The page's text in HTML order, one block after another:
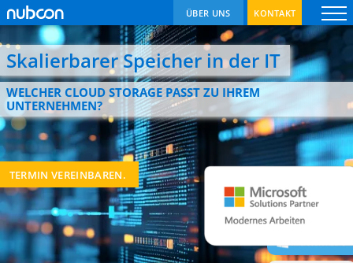
Navigation
überspringen
überspringen
ÜBER UNS KONTAKT
Navigation
überspringen
Skalierbarer Speicher in der IT
WELCHER CLOUD STORAGE PASST ZU IHREM
UNTERNEHMEN?
TERMIN VEREINBAREN.